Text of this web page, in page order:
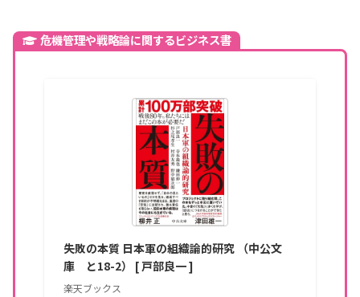
危機管理や戦略論に関するビジネス書
失敗の本質 日本軍の組織論的研究 （中公文
庫 と18-2） [ 戸部良一 ]
楽天ブックス